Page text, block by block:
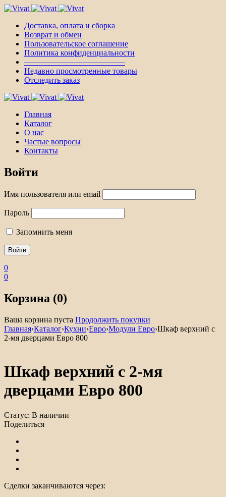
Доставка, оплата и сборка
Возврат и обмен
Пользовательское соглашение
Политика конфиденциальности
————————————–
Недавно просмотренные товары
Отследить заказ
Главная
Каталог
О нас
Частые вопросы
Контакты
Войти
Имя пользователя или email
Пароль
Запомнить меня
0
0
Корзина (0)
Ваша корзина пуста Продолжить покупки
Главная›Каталог›Кухни›Евро›Модули Евро›Шкаф верхний с
2-мя дверцами Евро 800
Шкаф верхний с 2-мя
дверцами Евро 800
Статус: В наличии
Поделиться
Сделки заканчиваются через: